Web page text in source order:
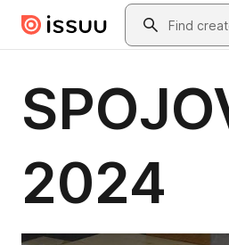
Skip to main contentSearch
2024